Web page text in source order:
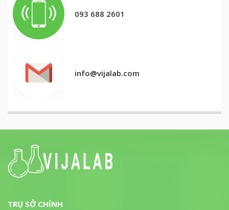
093 688 2601
info@vijalab.com
TRỤ SỞ CHÍNH